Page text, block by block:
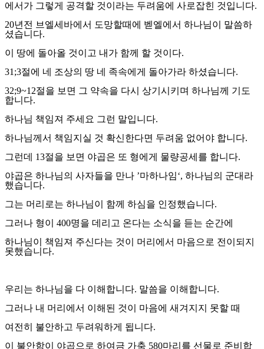
에서가 그렇게 공격할 것이라는 두려움에 사로잡힌 것입니다.
20년전 브엘세바에서 도망할때에 벧엘에서 하나님이 말씀하
셨습니다.
이 땅에 돌아올 것이고 내가 함께 할 것이다.
31;3절에 네 조상의 땅 네 족속에게 돌아가라 하셨습니다.
32;9~12절을 보면 그 약속을 다시 상기시키며 하나님께 기도
합니다.
하나님 책임져 주세요 그런 말입니다.
하나님께서 책임지실 것 확신한다면 두려움 없어야 합니다.
그런데 13절을 보면 야곱은 또 형에게 물량공세를 합니다.
야곱은 하나님의 사자들을 만나 ’마하나임‘, 하나님의 군대라
했습니다.
그는 머리로는 하나님이 함께 하심을 인정했습니다.
그러나 형이 400명을 데리고 온다는 소식을 듣는 순간에
하나님이 책임져 주신다는 것이 머리에서 마음으로 전이되지
못했습니다.
우리는 하나님을 다 이해합니다. 말씀을 이해합니다.
그러나 내 머리에서 이해된 것이 마음에 새겨지지 못할 때
여전히 불안하고 두려워하게 됩니다.
이 불안함이 야곱으로 하여금 가축 580마리를 선물로 준비합